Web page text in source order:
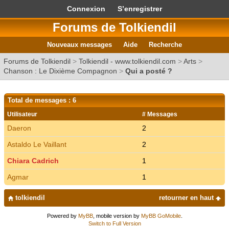
Connexion S’enregistrer
Forums de Tolkiendil
Nouveaux messages Aide Recherche
Forums de Tolkiendil > Tolkiendil - www.tolkiendil.com >Arts >
Chanson : Le Dixième Compagnon > Qui a posté ?
Total de messages : 6
Utilisateur # Messages
Daeron
2
Astaldo Le Vaillant
2
Chiara Cadrich
1
Agmar
1
retourner en haut
tolkiendil
Powered by MyBB, mobile version by MyBB GoMobile.
Switch to Full Version